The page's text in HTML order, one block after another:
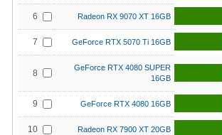
6 Radeon RX 9070 XT 16GB
7 GeForce RTX 5070 Ti 16GB
8
GeForce RTX 4080 SUPER
16GB
9 GeForce RTX 4080 16GB
10 Radeon RX 7900 XT 20GB